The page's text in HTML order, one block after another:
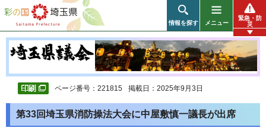
彩の国 埼玉県
情報を探す メニュー
緊急・防
災
ページ番号：221815 掲載日：2025年9月3日
第33回埼玉県消防操法大会に中屋敷慎一議長が出席